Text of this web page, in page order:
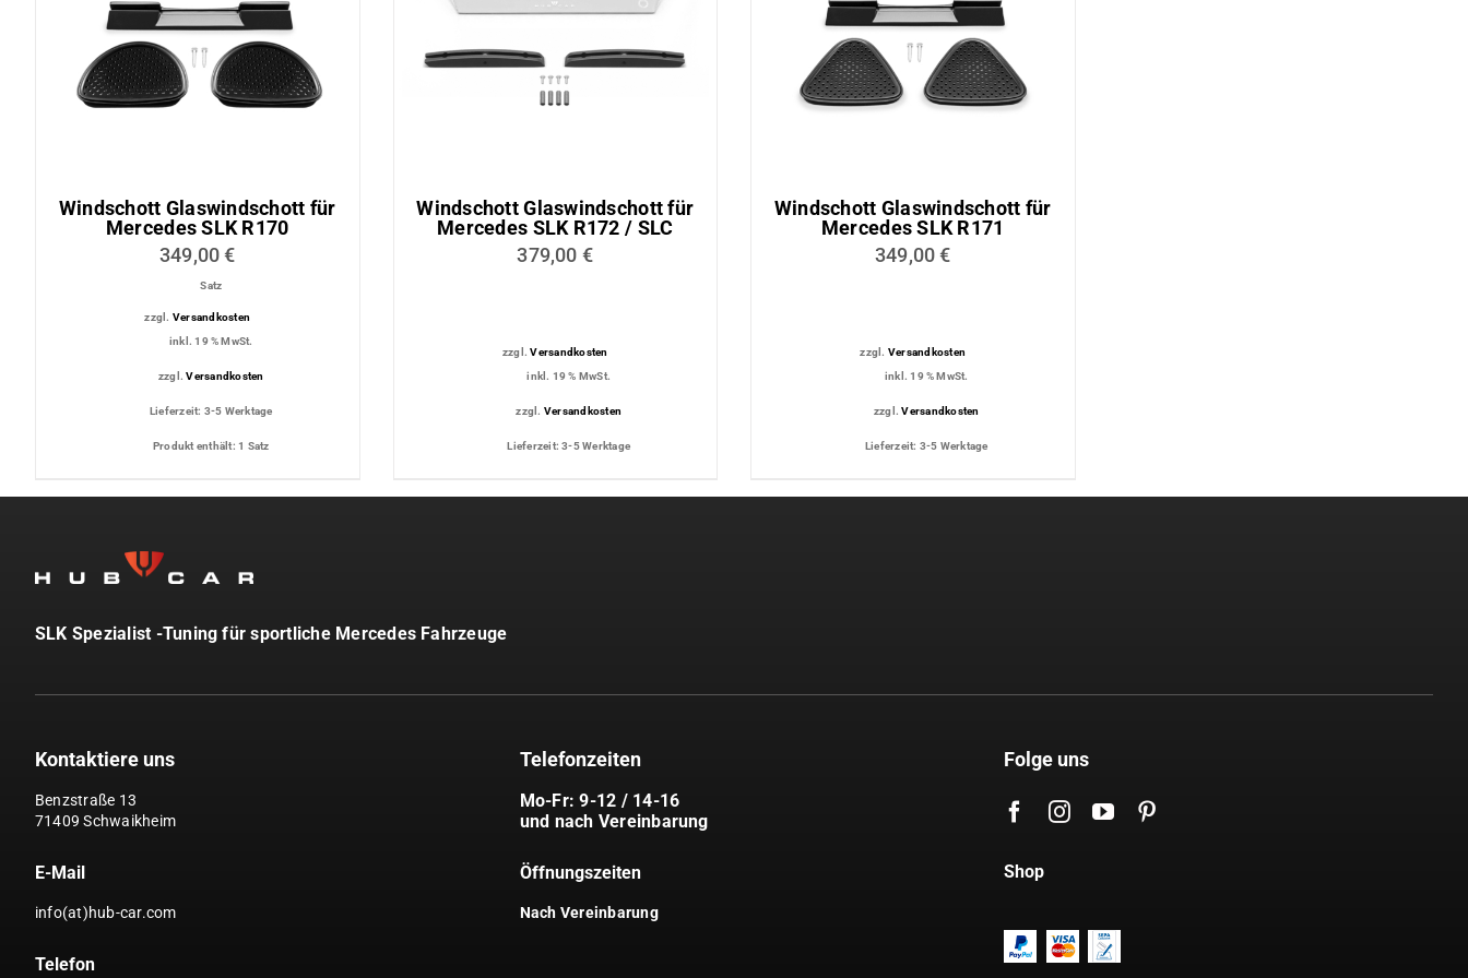
Lederausstattungs-
Rechner
Lichtmodul
Windschott Glaswindschott für
Mercedes SLK R170
349,00€
Satz
zzgl. Versandkosten
inkl. 19 % MwSt.
zzgl.Versandkosten
Lieferzeit: 3-5 Werktage
Produkt enthält: 1 Satz
Windschott Glaswindschott für
Mercedes SLK R172 / SLC
379,00 €
zzgl.Versandkosten
inkl. 19 % MwSt.
zzgl. Versandkosten
Lieferzeit:3-5 Werktage
Windschott Glaswindschott für
Mercedes SLK R171
349,00€
zzgl. Versandkosten
inkl. 19 % MwSt.
zzgl.Versandkosten
Lieferzeit: 3-5 Werktage
SLK Spezialist -Tuning für sportliche Mercedes Fahrzeuge
Kontaktiere uns
Benzstraße 13
71409 Schwaikheim
E-Mail
info(at)hub-car.com
Telefon
Telefonzeiten
Mo-Fr: 9-12 / 14-16
und nach Vereinbarung
Öffnungszeiten
Nach Vereinbarung
Folge uns
Shop